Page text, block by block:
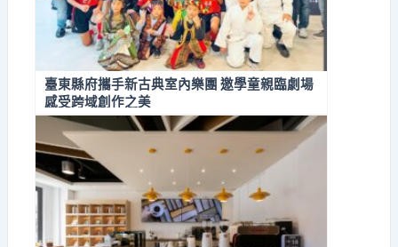
臺東縣府攜手新古典室內樂團 邀學童親臨劇場
感受跨域創作之美